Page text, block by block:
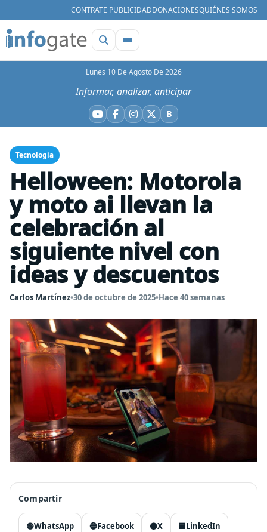
CONTRATE PUBLICIDADDONACIONESQUIÉNES SOMOS
Lunes 10 De Agosto De 2026
Informar, analizar, anticipar
YouTube
Facebook
Instagram
X BBluesky
Tecnología
Helloween: Motorola
y moto ai llevan la
celebración al
siguiente nivel con
ideas y descuentos
Carlos Martínez•30 de octubre de 2025•Hace 40 semanas
Compartir
🟢WhatsApp 🔵Facebook ⚫X 🟦LinkedIn